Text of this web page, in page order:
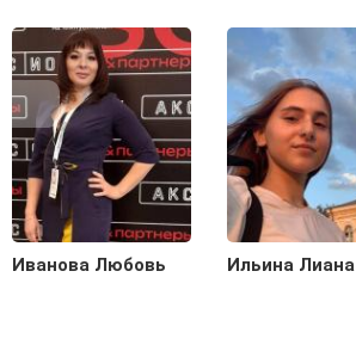
Иванова Любовь Ильина Лиана